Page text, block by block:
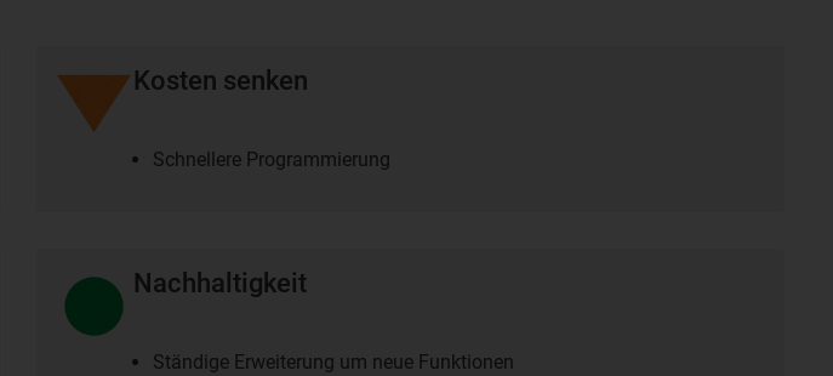
Kosten senken
Schnellere Programmierung
Nachhaltigkeit
Ständige Erweiterung um neue Funktionen